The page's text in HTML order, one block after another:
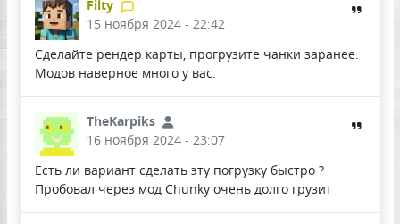
Filty
15 ноября 2024 - 22:42
Сделайте рендер карты, прогрузите чанки заранее.
Модов наверное много у вас.
TheKarpiks
16 ноября 2024 - 23:07
Есть ли вариант сделать эту погрузку быстро ?
Пробовал через мод Chunky очень долго грузит